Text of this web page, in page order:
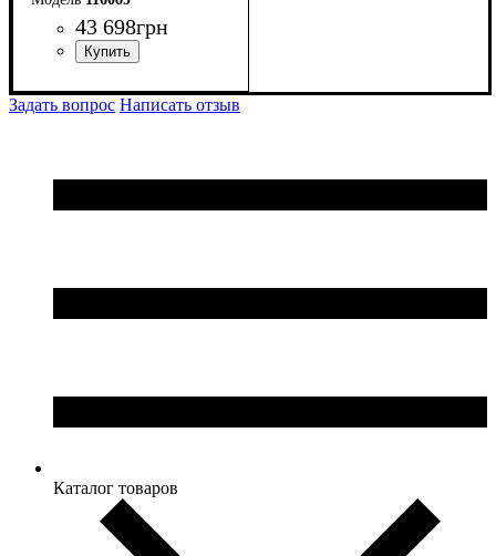
43 698грн
Задать вопрос Написать отзыв
Каталог товаров